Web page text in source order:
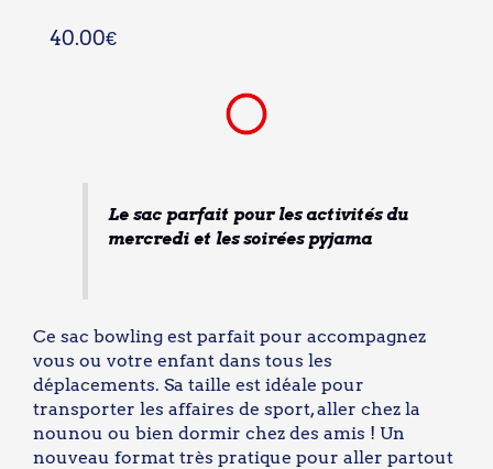
40.00€
Le sac parfait pour les activités du
mercredi et les soirées pyjama
Ce sac bowling est parfait pour accompagnez
vous ou votre enfant dans tous les
déplacements. Sa taille est idéale pour
transporter les affaires de sport, aller chez la
nounou ou bien dormir chez des amis ! Un
nouveau format très pratique pour aller partout